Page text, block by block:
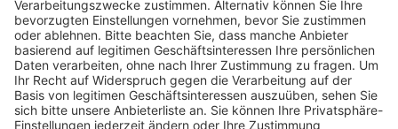
Schulungsangebot Vereinsmitarbeiter
BFV-Geschäftsstellen
Trainerbörse
Login SpielPlus